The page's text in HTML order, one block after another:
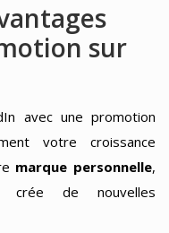
sur
avec une promotion
votre croissance
marque personnelle,
de nouvelles